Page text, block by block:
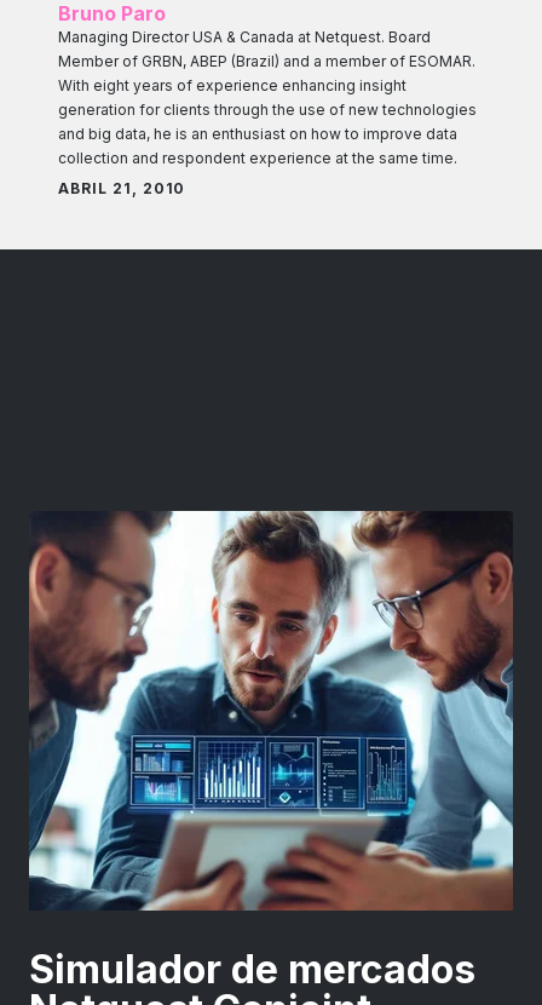
Bruno Paro
Managing Director USA & Canada at Netquest. Board
Member of GRBN, ABEP (Brazil) and a member of ESOMAR.
With eight years of experience enhancing insight
generation for clients through the use of new technologies
and big data, he is an enthusiast on how to improve data
collection and respondent experience at the same time.
ABRIL 21, 2010
Simulador de mercados